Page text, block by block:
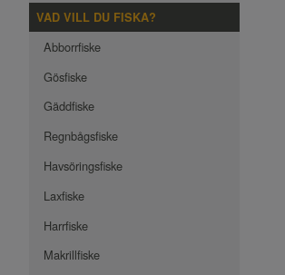
VAD VILL DU FISKA?
Abborrfiske
Gösfiske
Gäddfiske
Regnbågsfiske
Havsöringsfiske
Laxfiske
Harrfiske
Makrillfiske